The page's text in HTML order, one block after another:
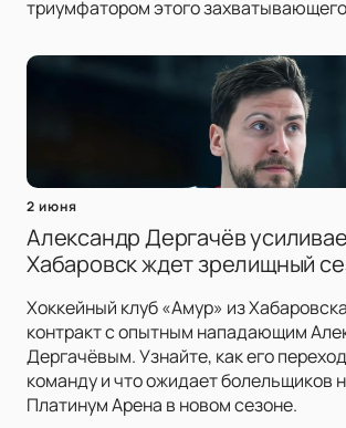
триумфатором этого
2 июня
Александр Дергачёв
Хабаровск ждет зрелищный
Хоккейный клуб «Амур» из
контракт с опытным нападающим
Дергачёвым. Узнайте, как его
команду и что ожидает болельщиков
Платинум Арена в новом сезоне.